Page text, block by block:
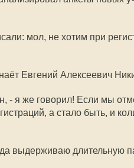
мол, не хотим при
Евгений Алексеевич
- я же говорил! Если мы
а стало быть, и
выдерживаю длительную